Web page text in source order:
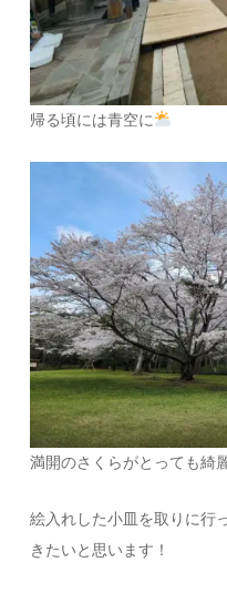
帰る頃には青空に
満開のさくらがとっても綺
絵入れした小皿を取りに行
きたいと思います！